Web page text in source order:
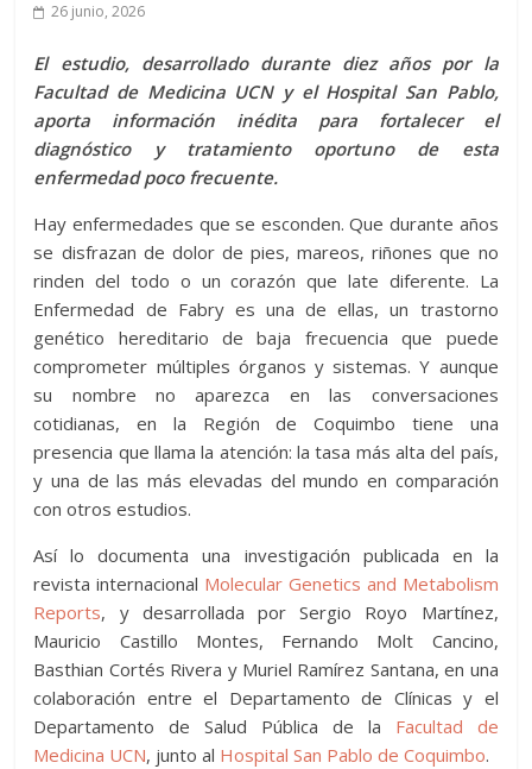
26 junio, 2026
El estudio, desarrollado durante diez años por la
Facultad de Medicina UCN y el Hospital San Pablo,
aporta información inédita para fortalecer el
diagnóstico y tratamiento oportuno de esta
enfermedad poco frecuente.
Hay enfermedades que se esconden. Que durante años
se disfrazan de dolor de pies, mareos, riñones que no
rinden del todo o un corazón que late diferente. La
Enfermedad de Fabry es una de ellas, un trastorno
genético hereditario de baja frecuencia que puede
comprometer múltiples órganos y sistemas. Y aunque
su nombre no aparezca en las conversaciones
cotidianas, en la Región de Coquimbo tiene una
presencia que llama la atención: la tasa más alta del país,
y una de las más elevadas del mundo en comparación
con otros estudios.
Así lo documenta una investigación publicada en la
revista internacional Molecular Genetics and Metabolism
Reports, y desarrollada por Sergio Royo Martínez,
Mauricio Castillo Montes, Fernando Molt Cancino,
Basthian Cortés Rivera y Muriel Ramírez Santana, en una
colaboración entre el Departamento de Clínicas y el
Departamento de Salud Pública de la Facultad de
Medicina UCN, junto al Hospital San Pablo de Coquimbo.